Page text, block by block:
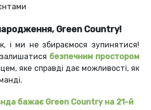
Green Country!
і ми не збираємося зупинятися!
безпечним простором
яке справді дає можливості, як
бажає Green Country на 21-й